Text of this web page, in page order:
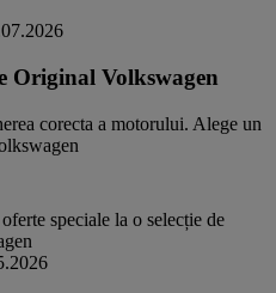
Original Volkswagen
corecta a motorului. Alege un